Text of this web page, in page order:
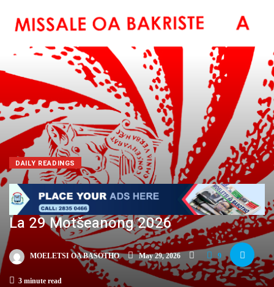
DAILY READINGS
La 29 Motšeanong 2026
MOELETSI OA BASOTHO May 29, 2026 9
3 minute read